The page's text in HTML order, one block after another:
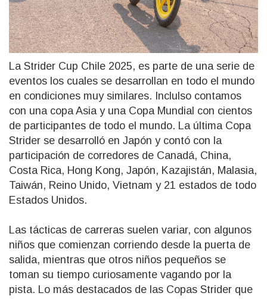
La Strider Cup Chile 2025, es parte de una serie de
eventos los cuales se desarrollan en todo el mundo
en condiciones muy similares. Inclulso contamos
con una copa Asia y una Copa Mundial con cientos
de participantes de todo el mundo. La última Copa
Strider se desarrolló en Japón y contó con la
participación de corredores de Canadá, China,
Costa Rica, Hong Kong, Japón, Kazajistán, Malasia,
Taiwán, Reino Unido, Vietnam y 21 estados de todo
Estados Unidos.
Las tácticas de carreras suelen variar, con algunos
niños que comienzan corriendo desde la puerta de
salida, mientras que otros niños pequeños se
toman su tiempo curiosamente vagando por la
pista. Lo más destacados de las Copas Strider que